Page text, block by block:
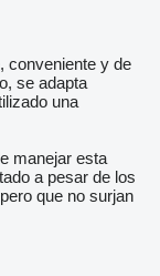
conveniente y de
se adapta
una
manejar esta
a pesar de los
que no surjan